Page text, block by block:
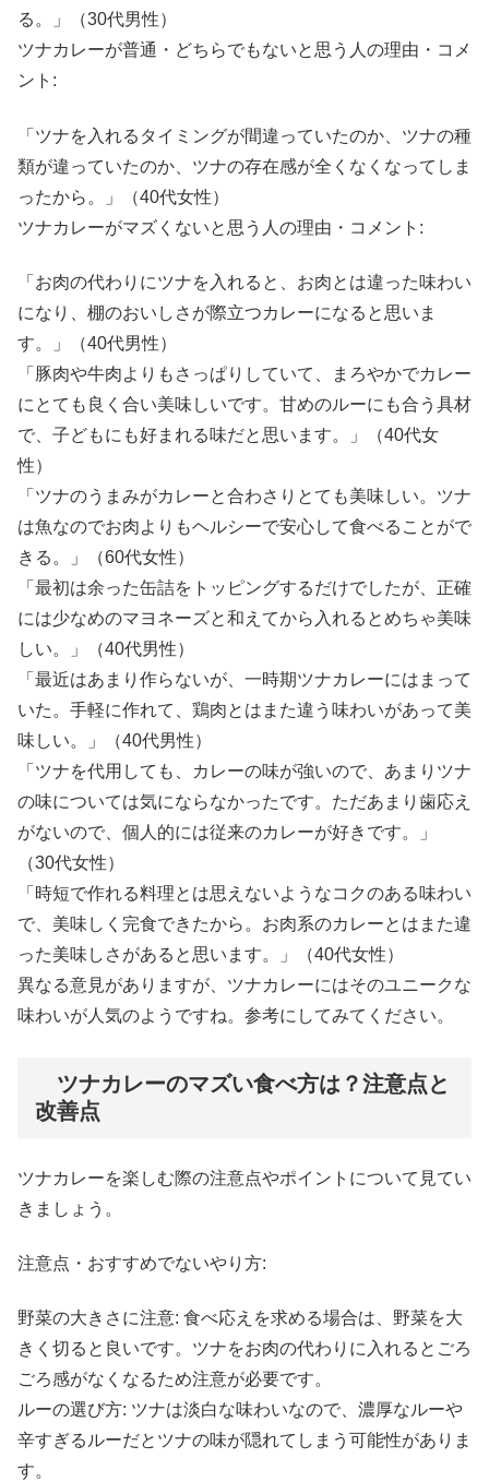
る。」（30代男性）
ツナカレーが普通・どちらでもないと思う人の理由・コメ
ント:
「ツナを入れるタイミングが間違っていたのか、ツナの種
類が違っていたのか、ツナの存在感が全くなくなってしま
ったから。」（40代女性）
ツナカレーがマズくないと思う人の理由・コメント:
「お肉の代わりにツナを入れると、お肉とは違った味わい
になり、棚のおいしさが際立つカレーになると思いま
す。」（40代男性）
「豚肉や牛肉よりもさっぱりしていて、まろやかでカレー
にとても良く合い美味しいです。甘めのルーにも合う具材
で、子どもにも好まれる味だと思います。」（40代女
性）
「ツナのうまみがカレーと合わさりとても美味しい。ツナ
は魚なのでお肉よりもヘルシーで安心して食べることがで
きる。」（60代女性）
「最初は余った缶詰をトッピングするだけでしたが、正確
には少なめのマヨネーズと和えてから入れるとめちゃ美味
しい。」（40代男性）
「最近はあまり作らないが、一時期ツナカレーにはまって
いた。手軽に作れて、鶏肉とはまた違う味わいがあって美
味しい。」（40代男性）
「ツナを代用しても、カレーの味が強いので、あまりツナ
の味については気にならなかったです。ただあまり歯応え
がないので、個人的には従来のカレーが好きです。」
（30代女性）
「時短で作れる料理とは思えないようなコクのある味わい
で、美味しく完食できたから。お肉系のカレーとはまた違
った美味しさがあると思います。」（40代女性）
異なる意見がありますが、ツナカレーにはそのユニークな
味わいが人気のようですね。参考にしてみてください。
ツナカレーのマズい食べ方は？注意点と
改善点
ツナカレーを楽しむ際の注意点やポイントについて見てい
きましょう。
注意点・おすすめでないやり方:
野菜の大きさに注意: 食べ応えを求める場合は、野菜を大
きく切ると良いです。ツナをお肉の代わりに入れるとごろ
ごろ感がなくなるため注意が必要です。
ルーの選び方: ツナは淡白な味わいなので、濃厚なルーや
辛すぎるルーだとツナの味が隠れてしまう可能性がありま
す。